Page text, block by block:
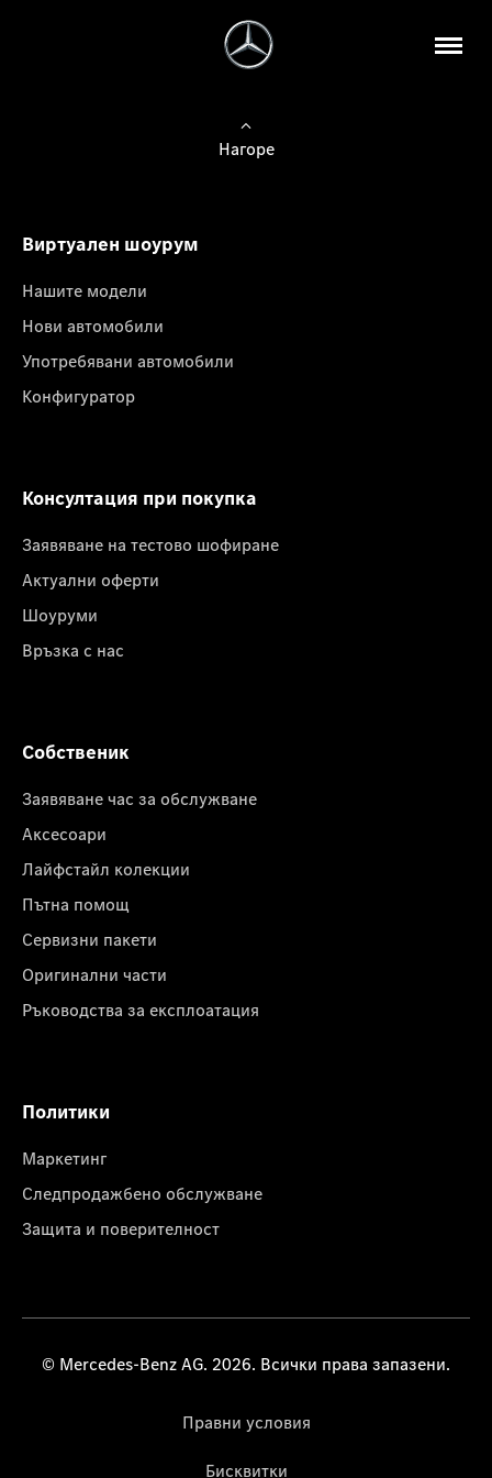
Нагоре
Виртуален шоурум
Нашите модели
Нови автомобили
Употребявани автомобили
Конфигуратор
Консултация при покупка
Заявяване на тестово шофиране
Актуални оферти
Шоуруми
Връзка с нас
Собственик
Заявяване час за обслужване
Аксесоари
Лайфстайл колекции
Пътна помощ
Сервизни пакети
Оригинални части
Ръководства за експлоатация
Политики
Маркетинг
Следпродажбено обслужване
Защита и поверителност
© Mercedes-Benz AG. 2026. Всички права запазени.
Правни условия
Бисквитки